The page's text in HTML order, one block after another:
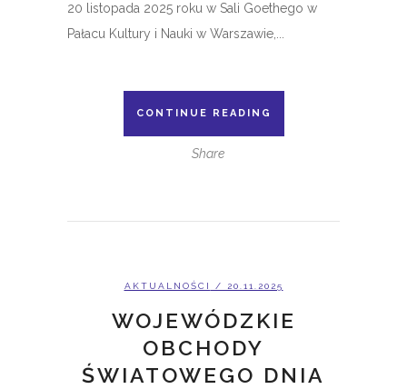
20 listopada 2025 roku w Sali Goethego w
Pałacu Kultury i Nauki w Warszawie,...
CONTINUE READING
Share
AKTUALNOŚCI / 20.11.2025
WOJEWÓDZKIE
OBCHODY
ŚWIATOWEGO DNIA